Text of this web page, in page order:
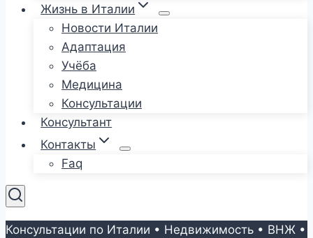
Жизнь в Италии
Новости Италии
Адаптация
Учёба
Медицина
Консультации
Консультант
Контакты
Faq
Консультации по Италии • Недвижимость • ВНЖ •